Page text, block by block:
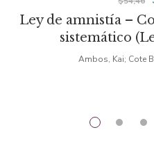
Ley de amnistía –
sistemático
Ambos, Kai; Cote